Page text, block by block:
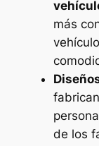
más
de los